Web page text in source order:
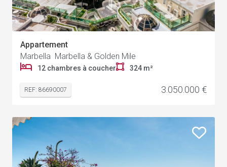
Appartement
Marbella Marbella & Golden Mile
12 chambres à coucher 324 m²
REF: 86690007 3.050.000 €